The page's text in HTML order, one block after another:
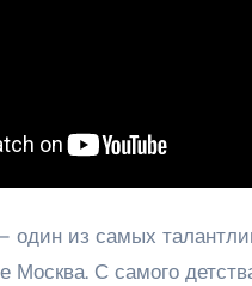
один из самых
Москва. С самого